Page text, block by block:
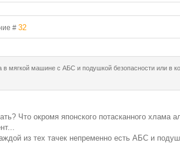
# 32
в мягкой машине с АБС и подушкой безопасности или в
Что окромя японского потасканного хлама
из тех тачек непременно есть АБС и